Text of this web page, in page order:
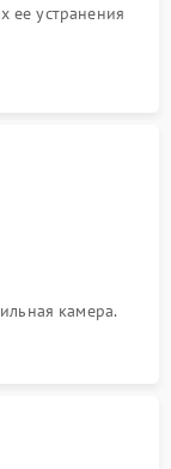
ее устранения
камера.